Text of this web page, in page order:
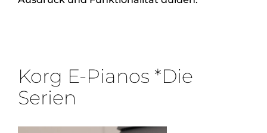
Korg E-Pianos *Die
Serien